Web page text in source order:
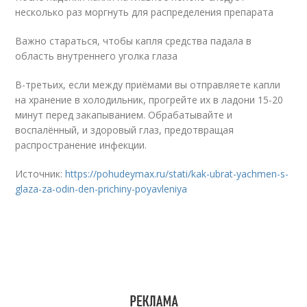
несколько раз моргнуть для распределения препарата
Важно стараться, чтобы капля средства падала в
область внутреннего уголка глаза
В-третьих, если между приёмами вы отправляете капли
на хранение в холодильник, прогрейте их в ладони 15-20
минут перед закапыванием. Обрабатывайте и
воспалённый, и здоровый глаз, предотвращая
распространение инфекции.
Источник:https://pohudeymax.ru/stati/kak-ubrat-yachmen-s-
glaza-za-odin-den-prichiny-poyavleniya